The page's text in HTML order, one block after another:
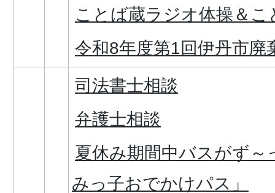
ことば蔵ラジオ体操＆こ
令和8年度第1回伊丹市廃
司法書士相談
弁護士相談
夏休み期間中バスがず～
みっ子おでかけパス」